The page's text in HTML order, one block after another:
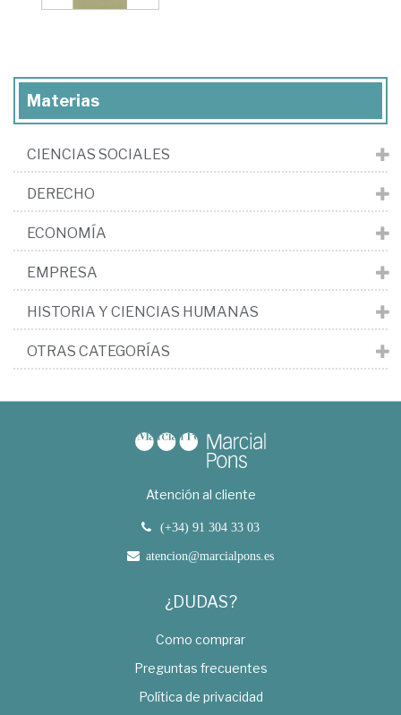
Materias
CIENCIAS SOCIALES
DERECHO
ECONOMÍA
EMPRESA
HISTORIA Y CIENCIAS HUMANAS
OTRAS CATEGORÍAS
Atención al cliente
(+34) 91 304 33 03
atencion@marcialpons.es
¿DUDAS?
Como comprar
Preguntas frecuentes
Política de privacidad